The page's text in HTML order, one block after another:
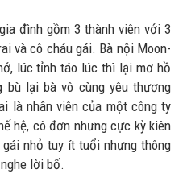
đình gồm 3 thành viên với 3
và cô cháu gái. Bà nội Moon-
lúc tỉnh táo lúc thì lại mơ hồ
bù lại bà vô cùng yêu thương
là nhân viên của một công ty
hệ, cô đơn nhưng cực kỳ kiên
nhỏ tuy ít tuổi nhưng thông
lời bố.